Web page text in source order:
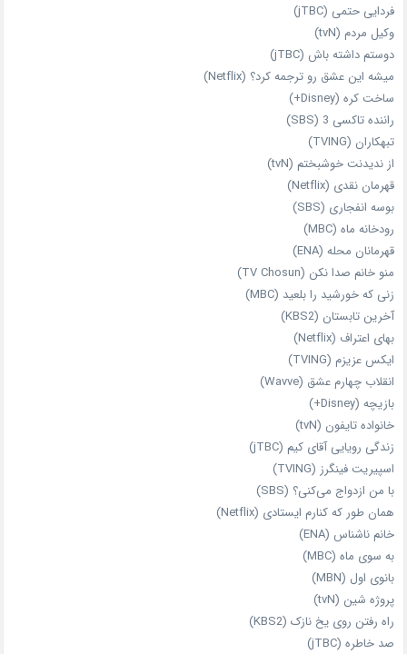
فردایی حتمی (jTBC)
وکیل مردم (tvN)
دوستم داشته باش (jTBC)
میشه این عشق رو ترجمه کرد؟ (Netflix)
ساخت کره (Disney+)
راننده تاکسی 3 (SBS)
تبهکاران (TVING)
از ندیدنت خوشبختم (tvN)
قهرمان نقدی (Netflix)
بوسه انفجاری (SBS)
رودخانه ماه (MBC)
قهرمانان محله (ENA)
منو خانم صدا نکن (TV Chosun)
زنی که خورشید را بلعید (MBC)
آخرین تابستان (KBS2)
بهای اعتراف (Netflix)
ایکس عزیزم (TVING)
انقلاب چهارم عشق (Wavve)
بازیچه (Disney+)
خانواده تایفون (tvN)
زندگی رویایی آقای کیم (jTBC)
اسپیریت فینگرز (TVING)
با من ازدواج می‌کنی؟ (SBS)
همان‌ طور که کنارم ایستادی (Netflix)
خانم ناشناس (ENA)
به سوی ماه (MBC)
بانوی اول (MBN)
پروژه شین (tvN)
راه رفتن روی یخ نازک (KBS2)
صد خاطره (jTBC)